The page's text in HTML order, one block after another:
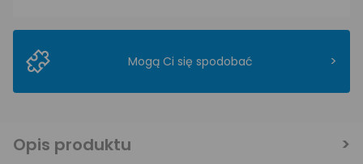
Mogą Ci się spodobać >
Opis produktu